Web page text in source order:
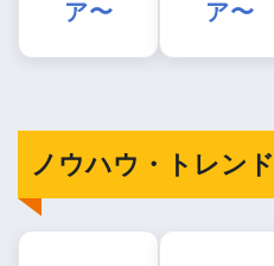
ア〜
ア〜
ノウハウ・トレンド